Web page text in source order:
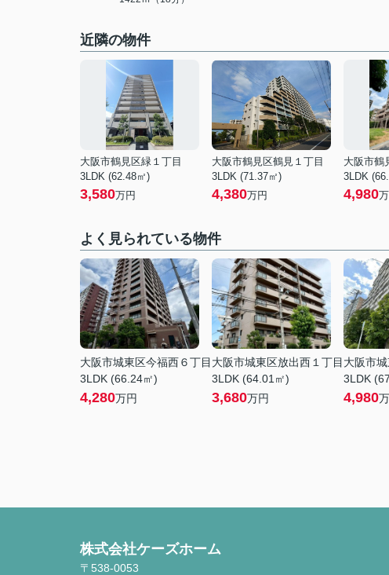
近隣の物件
大阪市鶴見区緑１丁目
3LDK (62.48㎡)
3,580万円
大阪市鶴見区鶴見１丁目
3LDK (71.37㎡)
4,380万円
大阪市鶴
3LDK
4,980
よく見られている物件
大阪市城東区今福西６丁目
3LDK (66.24㎡)
4,280万円
大阪市城東区放出西１丁目
3LDK (64.01㎡)
3,680万円
大阪市
3LDK
4,980
株式会社ケーズホーム
〒538-0053